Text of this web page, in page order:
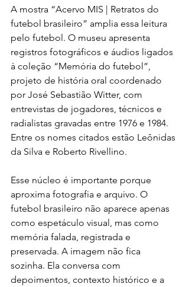
A mostra “Acervo MIS | Retratos do
futebol brasileiro” amplia essa leitura
pelo futebol. O museu apresenta
registros fotográficos e áudios ligados
à coleção “Memória do futebol”,
projeto de história oral coordenado
por José Sebastião Witter, com
entrevistas de jogadores, técnicos e
radialistas gravadas entre 1976 e 1984.
Entre os nomes citados estão Leônidas
da Silva e Roberto Rivellino.
Esse núcleo é importante porque
aproxima fotografia e arquivo. O
futebol brasileiro não aparece apenas
como espetáculo visual, mas como
memória falada, registrada e
preservada. A imagem não fica
sozinha. Ela conversa com
depoimentos, contexto histórico e a